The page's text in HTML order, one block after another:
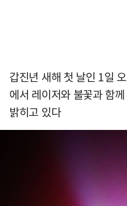
갑진년 새해 첫 날인 1일
에서 레이저와 불꽃과 함
밝히고 있다